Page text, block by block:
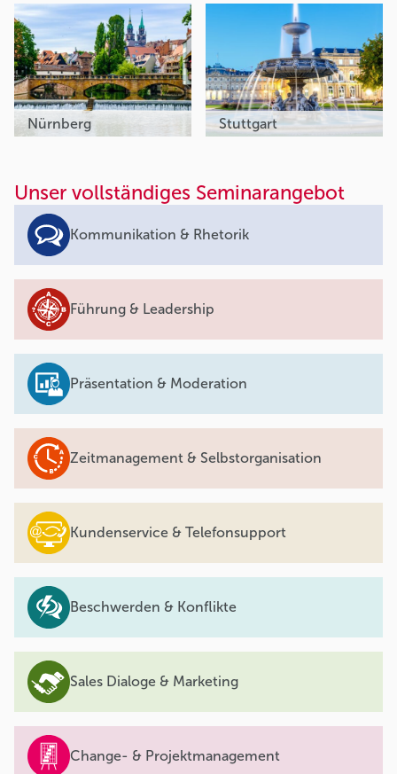
Unser vollständiges Seminarangebot
Kommunikation & Rhetorik
Führung & Leadership
Präsentation & Moderation
Zeitmanagement & Selbstorganisation
Kundenservice & Telefonsupport
Beschwerden & Konflikte
Sales Dialoge & Marketing
Change- & Projektmanagement
Nürnberg Stuttgart